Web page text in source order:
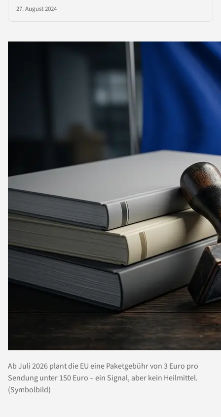
27. August 2024
Ab Juli 2026 plant die EU eine Paketgebühr von 3 Euro pro
Sendung unter 150 Euro – ein Signal, aber kein Heilmittel.
(Symbolbild)